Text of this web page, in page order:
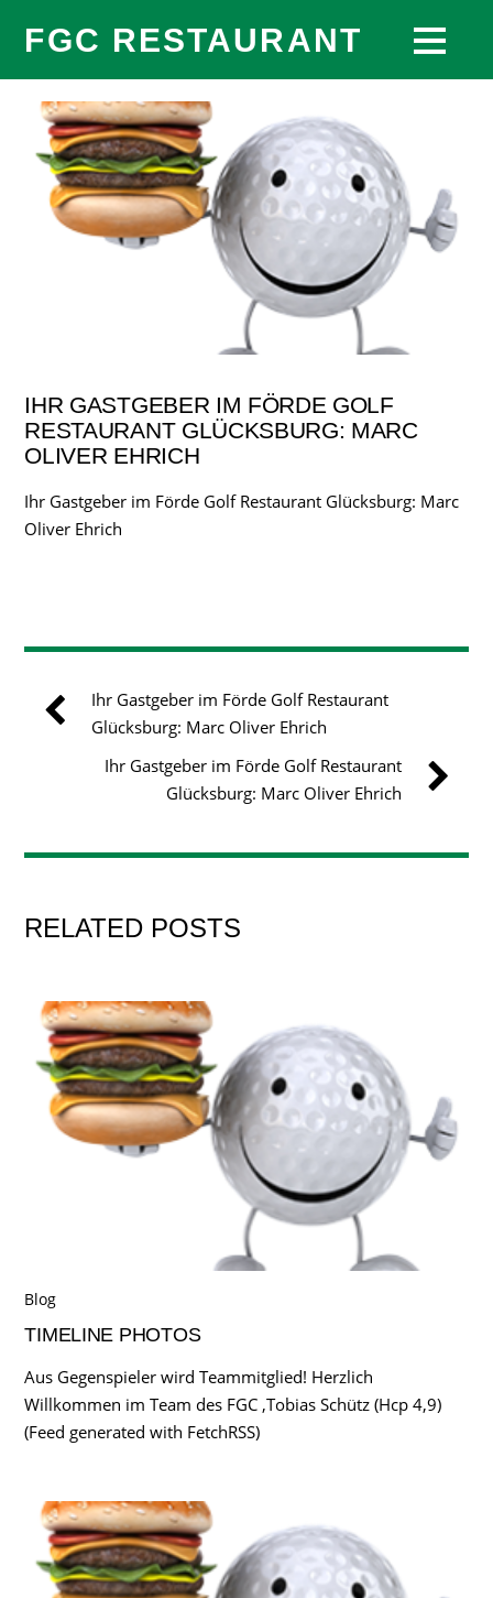
FGC RESTAURANT
IHR GASTGEBER IM FÖRDE GOLF
RESTAURANT GLÜCKSBURG: MARC
OLIVER EHRICH
Ihr Gastgeber im Förde Golf Restaurant Glücksburg: Marc
Oliver Ehrich
Ihr Gastgeber im Förde Golf Restaurant
Glücksburg: Marc Oliver Ehrich
Ihr Gastgeber im Förde Golf Restaurant
Glücksburg: Marc Oliver Ehrich
RELATED POSTS
Blog
TIMELINE PHOTOS
Aus Gegenspieler wird Teammitglied! Herzlich
Willkommen im Team des FGC ,Tobias Schütz (Hcp 4,9)
(Feed generated with FetchRSS)